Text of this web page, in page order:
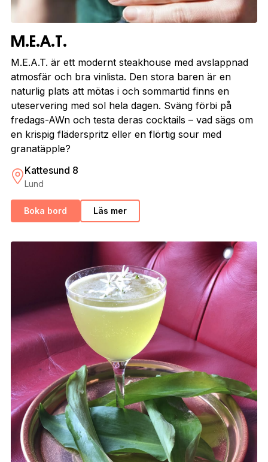
M.E.A.T.
M.E.A.T. är ett modernt steakhouse med avslappnad
atmosfär och bra vinlista. Den stora baren är en
naturlig plats att mötas i och sommartid finns en
uteservering med sol hela dagen. Sväng förbi på
fredags-AWn och testa deras cocktails – vad sägs om
en krispig fläderspritz eller en flörtig sour med
granatäpple?
Kattesund 8
Lund
Boka bord Läs mer